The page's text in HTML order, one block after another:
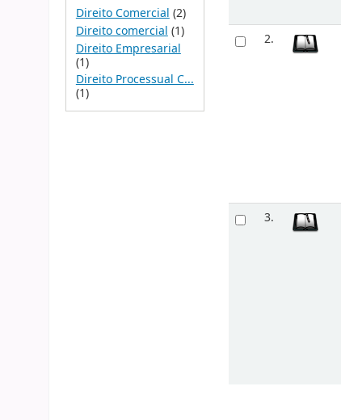
Direito Comercial (2)
Direito comercial (1)
Direito Empresarial
(1)
Direito Processual C...
(1)
2.
3.